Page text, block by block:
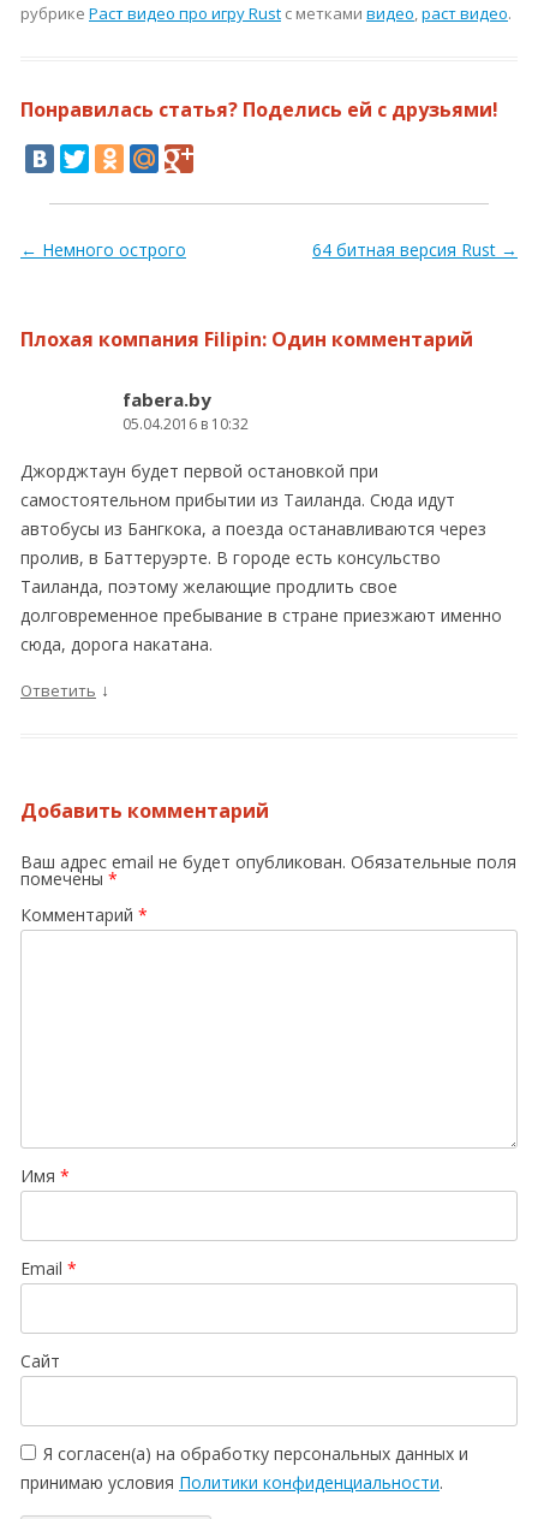
рубрике Раст видео про игру Rust с метками видео,раст видео.
Понравилась статья? Поделись ей с друзьями!
Навигация по записям
← Немного острого 64 битная версия Rust →
Плохая компания Filipin: Один комментарий
fabera.by
05.04.2016 в 10:32
Джорджтаун будет первой остановкой при
самостоятельном прибытии из Таиланда. Сюда идут
автобусы из Бангкока, а поезда останавливаются через
пролив, в Баттеруэрте. В городе есть консульство
Таиланда, поэтому желающие продлить свое
долговременное пребывание в стране приезжают именно
сюда, дорога накатана.
Ответить ↓
Добавить комментарий
Ваш адрес email не будет опубликован. Обязательные поля
помечены *
Комментарий *
Имя *
Email *
Сайт
Я согласен(а) на обработку персональных данных и
принимаю условия Политики конфиденциальности.